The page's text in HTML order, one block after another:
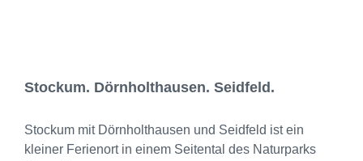
Stockum. Dörnholthausen. Seidfeld.
Stockum mit Dörnholthausen und Seidfeld ist ein
kleiner Ferienort in einem Seitental des Naturparks